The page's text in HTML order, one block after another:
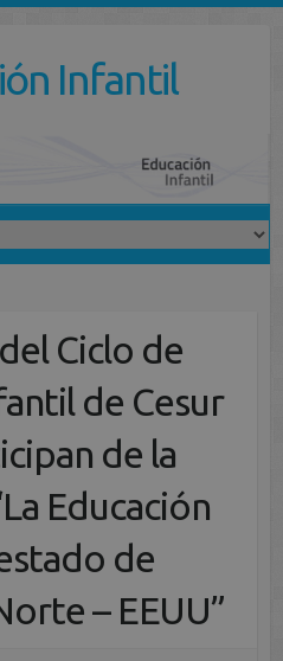
Infantil
Ciclo de
de Cesur
de la
Educación
de
– EEUU”